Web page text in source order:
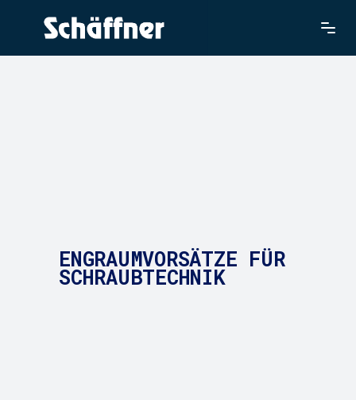
ENGRAUMVORSÄTZE FÜR
SCHRAUBTECHNIK